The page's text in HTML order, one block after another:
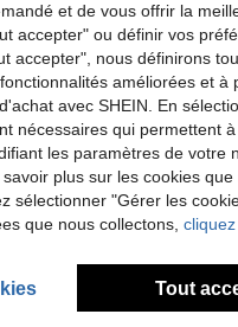
Adaptateur USB-C vers USB 3.0, compatible avec Thunderbolt 4/3, compatible avec Macbook Pro/Air, Galaxy S23 Series et autres appareils Type-C, permet de connecter des périphériques USB comme des clés USB, claviers, souris
Câbles
Dès6,02€
et de vous offrir la
accepter" ou définir vos
accepter", nous définirons
améliorées et
avec SHEIN. En
nécessaires qui permettent
les paramètres de votre
plus sur les cookies
sélectionner "Gérer les
que nous collectons,
Tout